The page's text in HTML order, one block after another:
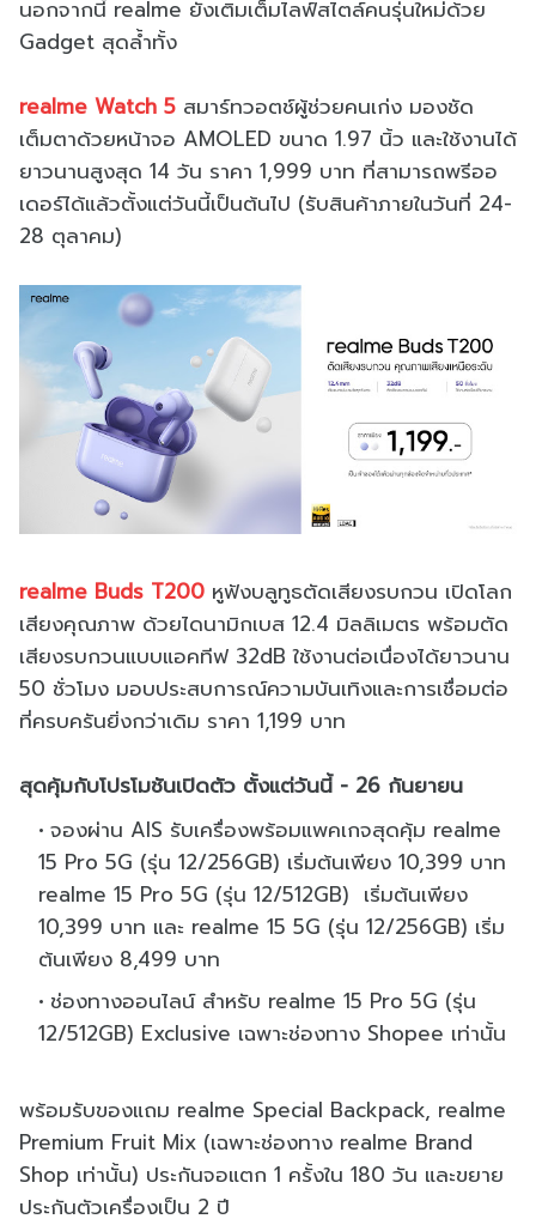
นอกจากนี้ realme ยังเติมเต็มไลฟ์สไตล์คนรุ่นใหม่ด้วย
Gadget สุดล้ำทั้ง
realme Watch 5 สมาร์ทวอตช์ผู้ช่วยคนเก่ง มองชัด
เต็มตาด้วยหน้าจอ AMOLED ขนาด 1.97 นิ้ว และใช้งานได้
ยาวนานสูงสุด 14 วัน ราคา 1,999 บาท ที่สามารถพรีออ
เดอร์ได้แล้วตั้งแต่วันนี้เป็นต้นไป (รับสินค้าภายในวันที่ 24-
28 ตุลาคม)
realme Buds T200 หูฟังบลูทูธตัดเสียงรบกวน เปิดโลก
เสียงคุณภาพ ด้วยไดนามิกเบส 12.4 มิลลิเมตร พร้อมตัด
เสียงรบกวนแบบแอคทีฟ 32dB ใช้งานต่อเนื่องได้ยาวนาน
50 ชั่วโมง มอบประสบการณ์ความบันเทิงและการเชื่อมต่อ
ที่ครบครันยิ่งกว่าเดิม ราคา 1,199 บาท
สุดคุ้มกับโปรโมชันเปิดตัว ตั้งแต่วันนี้ - 26 กันยายน
จองผ่าน AIS รับเครื่องพร้อมแพคเกจสุดคุ้ม realme
15 Pro 5G (รุ่น 12/256GB) เริ่มต้นเพียง 10,399 บาท
realme 15 Pro 5G (รุ่น 12/512GB) เริ่มต้นเพียง
10,399 บาท และ realme 15 5G (รุ่น 12/256GB) เริ่ม
ต้นเพียง 8,499 บาท
ช่องทางออนไลน์ สำหรับ realme 15 Pro 5G (รุ่น
12/512GB) Exclusive เฉพาะช่องทาง Shopee เท่านั้น
พร้อมรับของแถม realme Special Backpack, realme
Premium Fruit Mix (เฉพาะช่องทาง realme Brand
Shop เท่านั้น) ประกันจอแตก 1 ครั้งใน 180 วัน และขยาย
ประกันตัวเครื่องเป็น 2 ปี